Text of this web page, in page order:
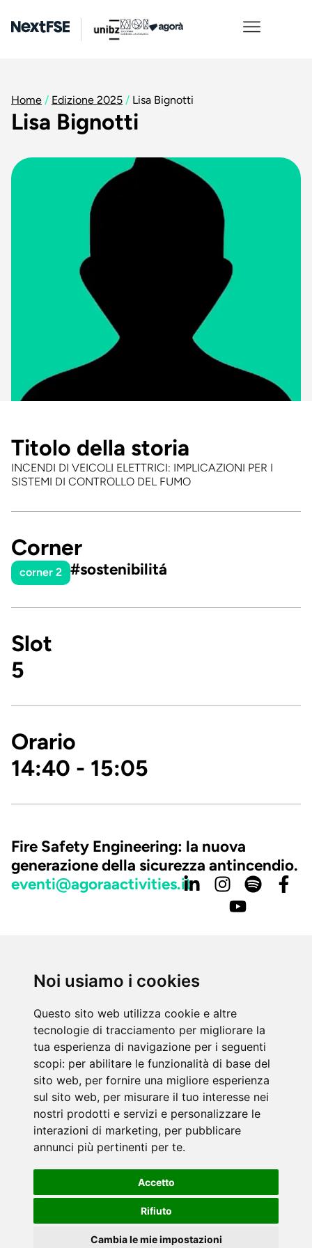
Noi usiamo i cookies
Questo sito web utilizza cookie e altre
tecnologie di tracciamento per migliorare la
tua esperienza di navigazione per i seguenti
scopi: per abilitare le funzionalità di base del
sito web, per fornire una migliore esperienza
sul sito web, per misurare il tuo interesse nei
nostri prodotti e servizi e personalizzare le
interazioni di marketing, per pubblicare
annunci più pertinenti per te.
Accetto
Rifiuto
Cambia le mie impostazioni
Home / Edizione 2025 / Lisa Bignotti
Lisa Bignotti
Titolo della storia
INCENDI DI VEICOLI ELETTRICI: IMPLICAZIONI PER I
SISTEMI DI CONTROLLO DEL FUMO
Corner
corner 2 #sostenibilitá
Slot
5
Orario
14:40 - 15:05
Fire Safety Engineering: la nuova
generazione della sicurezza antincendio.
eventi@agoraactivities.it
tel.: +39) 06 42020605 | (+39) 06 42020693
mob. (+39) 392 3206688
email: evento@nextfse.it
© 2026 NextFSE. All copyrights reserved.
Agorà Activities S.r.l. P.IVA 05812271004 -
Preferenze Cookie
Ideato e realizzato daagorà